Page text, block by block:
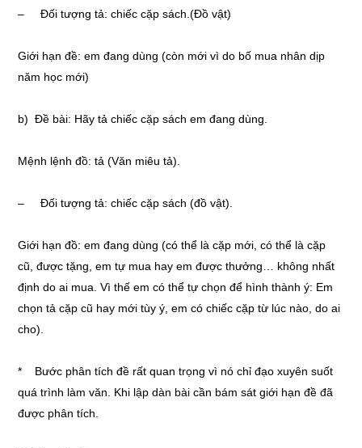
– Đối tượng tả: chiếc cặp sách.(Đồ vật)
Giới hạn đề: em đang dùng (còn mới vì do bố mua nhân dịp
năm học mới)
b) Đề bài: Hãy tả chiếc cặp sách em đang dùng.
Mệnh lệnh đồ: tả (Văn miêu tả).
– Đối tượng tả: chiếc cặp sách (đồ vật).
Giới hạn đồ: em đang dùng (có thể là cặp mới, có thể là cặp
cũ, được tặng, em tự mua hay em được thưởng… không nhất
định do ai mua. Vì thế em có thể tự chọn để hình thành ý: Em
chọn tả cặp cũ hay mới tùy ý, em có chiếc cặp từ lúc nào, do ai
cho).
* Bước phân tích đề rất quan trọng vì nó chỉ đạo xuyên suốt
quá trình làm văn. Khi lập dàn bài cần bám sát giới hạn đề đã
được phân tích.